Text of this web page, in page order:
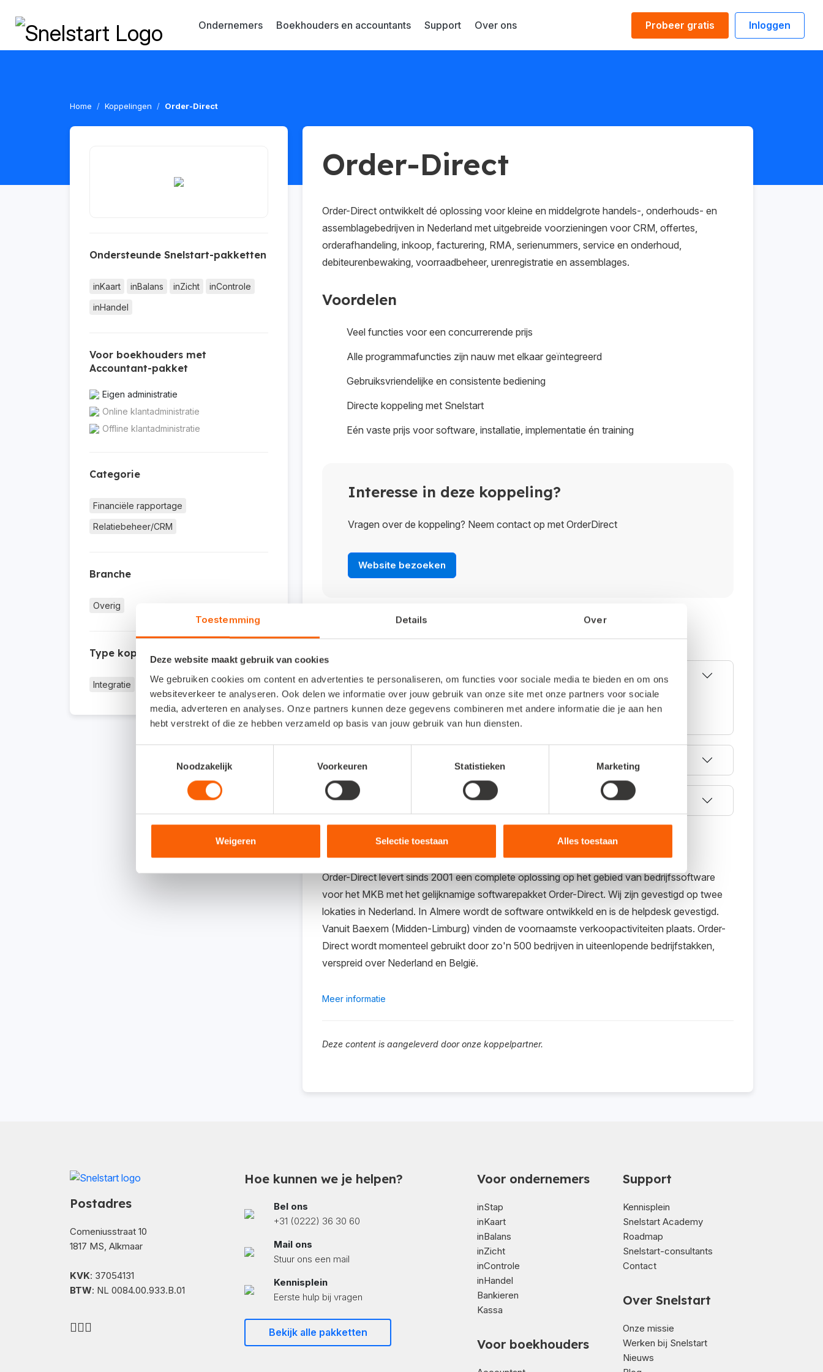
Toestemming Details Over
Deze website maakt gebruik van cookies
We gebruiken cookies om content en advertenties te personaliseren, om functies voor sociale media te bieden en om ons
websiteverkeer te analyseren. Ook delen we informatie over jouw gebruik van onze site met onze partners voor sociale
media, adverteren en analyses. Onze partners kunnen deze gegevens combineren met andere informatie die je aan hen
hebt verstrekt of die ze hebben verzameld op basis van jouw gebruik van hun diensten.
Noodzakelijk
Voorkeuren Statistieken Marketing
Weigeren Selectie toestaan Alles toestaan
Probeer gratis Inloggen
Ondernemers Boekhouders en accountants Support Over ons
Home Koppelingen Order-Direct
Ondersteunde Snelstart-pakketten
inKaart inBalans inZicht
inControle
inHandel
Voor boekhouders met
Accountant-pakket
Eigen administratie
Online klantadministratie
Offline klantadministratie
Categorie
Financiële rapportage
Relatiebeheer/CRM
Branche
Overig
Type koppeling
Integratie
Order-Direct
Order-Direct ontwikkelt dé oplossing voor kleine en middelgrote handels-, onderhouds- en
assemblagebedrijven in Nederland met uitgebreide voorzieningen voor CRM, offertes,
orderafhandeling, inkoop, facturering, RMA, serienummers, service en onderhoud,
debiteurenbewaking, voorraadbeheer, urenregistratie en assemblages.
Voordelen
Veel functies voor een concurrerende prijs
Alle programmafuncties zijn nauw met elkaar geïntegreerd
Gebruiksvriendelijke en consistente bediening
Directe koppeling met Snelstart
Eén vaste prijs voor software, installatie, implementatie én training
Interesse in deze koppeling?
Vragen over de koppeling? Neem contact op met OrderDirect
Website bezoeken
Om wat voor type koppeling gaat het?
Dit is een integratie-koppeling (ook wel gateway-koppeling). Deze koppeling kun je
gebruiken voor je online administratie en/of je offline administratie.
Waar kan ik meer informatie vinden over de koppeling?
Over OrderDirect
Order-Direct levert sinds 2001 een complete oplossing op het gebied van bedrijfssoftware
voor het MKB met het gelijknamige softwarepakket Order-Direct. Wij zijn gevestigd op twee
lokaties in Nederland. In Almere wordt de software ontwikkeld en is de helpdesk gevestigd.
Vanuit Baexem (Midden-Limburg) vinden de voornaamste verkoopactiviteiten plaats. Order-
Direct wordt momenteel gebruikt door zo'n 500 bedrijven in uiteenlopende bedrijfstakken,
verspreid over Nederland en België.
Meer informatie
Deze content is aangeleverd door onze koppelpartner.
Postadres
Comeniusstraat 10
1817 MS, Alkmaar
KVK: 37054131
BTW: NL 0084.00.933.B.01
Hoe kunnen we je helpen?
Bel ons
+31 (0222) 36 30 60
Mail ons
Stuur ons een mail
Kennisplein
Eerste hulp bij vragen
Bekijk alle pakketten
Voor ondernemers
inStap
inKaart
inBalans
inZicht
inControle
inHandel
Bankieren
Kassa
Voor boekhouders
Support
Kennisplein
Snelstart Academy
Roadmap
Snelstart-consultants
Contact
Over Snelstart
Onze missie
Werken bij Snelstart
Nieuws